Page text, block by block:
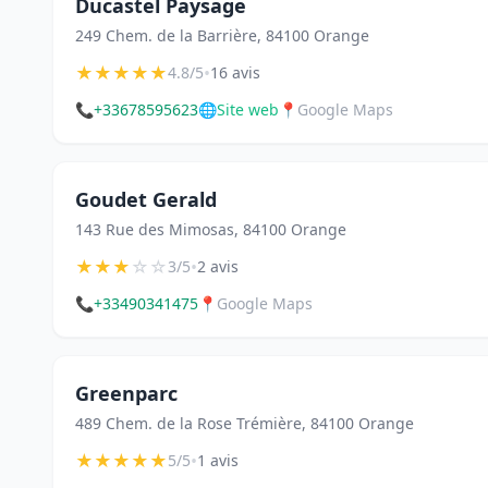
249 Chem. de la Barrière, 84100 Orange
★★★★★4.8/5•16 avis
📞+33678595623🌐Site web 📍 Google Maps
Goudet Gerald
143 Rue des Mimosas, 84100 Orange
★★★☆☆3/5•2 avis
📞+33490341475 📍 Google Maps
Greenparc
489 Chem. de la Rose Trémière, 84100 Orange
★★★★★5/5•1 avis